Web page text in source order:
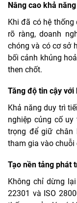
Nâng cao khả
Khi đã có hệ
rõ ràng, doanh
chóng và có cơ sở
bối cảnh khủng
then chốt.
Tăng độ tin cậy
Khả năng duy trì
nghiệp củng cố
trọng để giữ chân
tham gia vào
Tạo nền tảng phát
Không chỉ dừng
22301 và ISO